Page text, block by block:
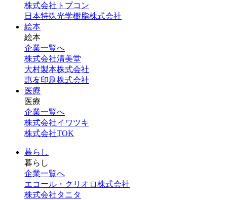
株式会社トプコン
日本特殊光学樹脂株式会社
絵本
絵本
企業一覧へ
株式会社清美堂
大村製本株式会社
惠友印刷株式会社
医療
医療
企業一覧へ
株式会社イワツキ
株式会社TOK
暮らし
暮らし
企業一覧へ
エコール・クリオロ株式会社
株式会社タニタ